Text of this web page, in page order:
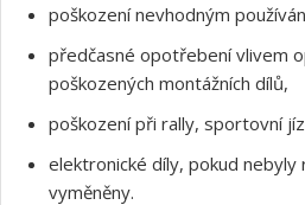
poškození nevhodným
předčasné opotřebení vlivem
poškozených montážních dílů,
poškození při rally, sportovní
elektronické díly, pokud nebyly
vyměněny.
Souhlasím s GDPR